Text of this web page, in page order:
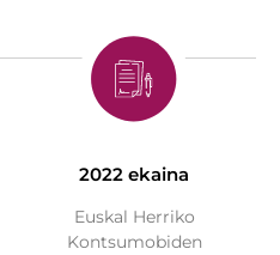
2022 ekaina
Euskal Herriko
Kontsumobiden